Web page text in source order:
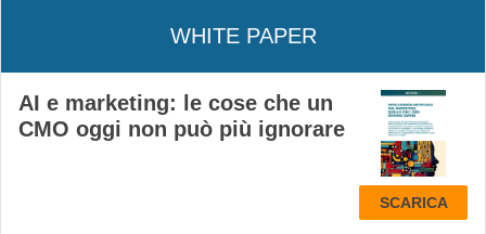
WHITE PAPER
AI e marketing: le cose che un
CMO oggi non può più ignorare
SCARICA